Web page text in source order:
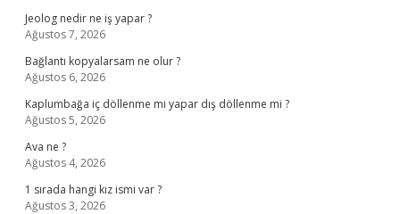
Jeolog nedir ne iş yapar ?
Ağustos 7, 2026
Bağlantı kopyalarsam ne olur ?
Ağustos 6, 2026
Kaplumbağa iç döllenme mi yapar dış döllenme mi ?
Ağustos 5, 2026
Ava ne ?
Ağustos 4, 2026
1 sırada hangi kız ismi var ?
Ağustos 3, 2026